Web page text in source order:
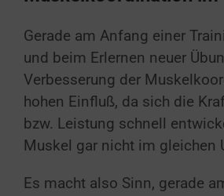
Gerade am Anfang einer
und beim Erlernen neuer
Verbesserung der
hohen Einfluß, da sich die
bzw. Leistung schnell
Muskel gar nicht im gleichen
Es macht also Sinn, gerade